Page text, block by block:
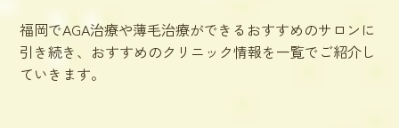
福岡でAGA治療や薄毛治療ができるおすすめのサロンに
引き続き、おすすめのクリニック情報を一覧でご紹介し
ていきます。